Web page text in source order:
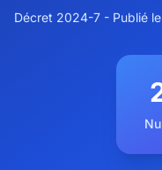
Décret 2024-7 - Publié